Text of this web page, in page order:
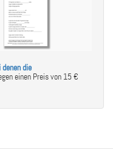
denen die
einen Preis von 15 €